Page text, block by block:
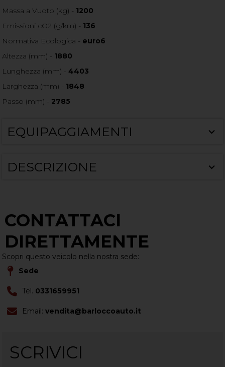
Massa a Vuoto (kg) - 1200
Emissioni cO2 (g/km) - 136
Normativa Ecologica - euro6
Altezza (mm) - 1880
Lunghezza (mm) -4403
Larghezza (mm) - 1848
Passo (mm) - 2785
EQUIPAGGIAMENTI
DESCRIZIONE
CONTATTACI
DIRETTAMENTE
Scopri questo veicolo nella nostra sede:
Sede
Tel. 0331659951
Email: vendita@barloccoauto.it
SCRIVICI